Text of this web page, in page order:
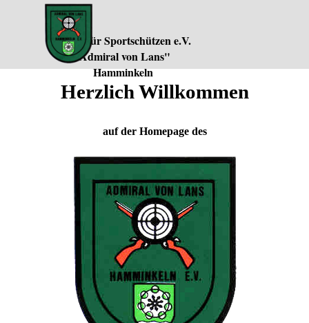
Direkt zum SeiteninhaltMenü überspringen
Verein für Sportschützen e.V.
"Admiral von Lans"
Hamminkeln
Herzlich Willkommen
auf der Homepage des